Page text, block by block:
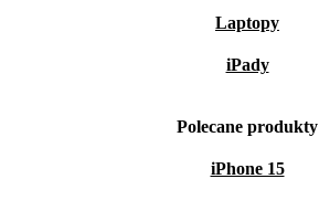
Laptopy
iPady
Polecane produkty
iPhone 15